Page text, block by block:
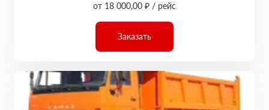
от 18 000,00 ₽ / рейс
Заказать